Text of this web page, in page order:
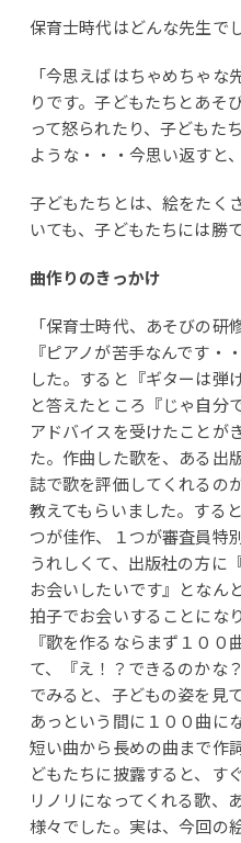
保育士時代はどんな先生で
「今思えばはちゃめちゃ
りです。子どもたちとあそ
って怒られたり、子どもた
ような・・・今思い返すと
子どもたちとは、絵をたく
いても、子どもたちには勝
曲作りのきっかけ
「保育士時代、あそびの研
『ピアノが苦手なんです・
した。すると『ギターは弾
と答えたところ『じゃ自分
アドバイスを受けたことが
た。作曲した歌を、ある出
誌で歌を評価してくれるの
教えてもらいました。する
つが佳作、１つが審査員特
うれしくて、出版社の方に
お会いしたいです』となん
拍子でお会いすることにな
『歌を作るならまず１００
て、『え！？できるのかな
でみると、子どもの姿を見
あっという間に１００曲に
短い曲から長めの曲まで作
どもたちに披露すると、す
リノリになってくれる歌、
様々でした。実は、今回の